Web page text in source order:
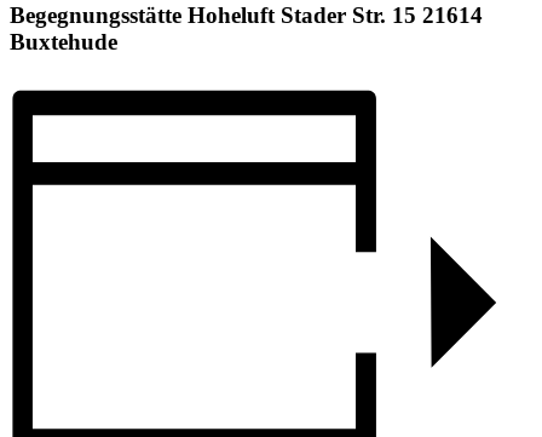
Begegnungsstätte Hoheluft Stader Str. 15 21614
Buxtehude